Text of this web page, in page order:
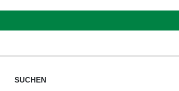
SUCHEN